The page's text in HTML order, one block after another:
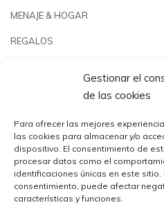
Gestionar el
de las cookies
Para ofrecer las mejores
las cookies para almacenar y/o
dispositivo. El consentimiento de
procesar datos como el
identificaciones únicas en este sitio.
consentimiento, puede afectar
características y funciones.
MENAJE & HOGAR
REGALOS
PISCINAS & REPUESTOS